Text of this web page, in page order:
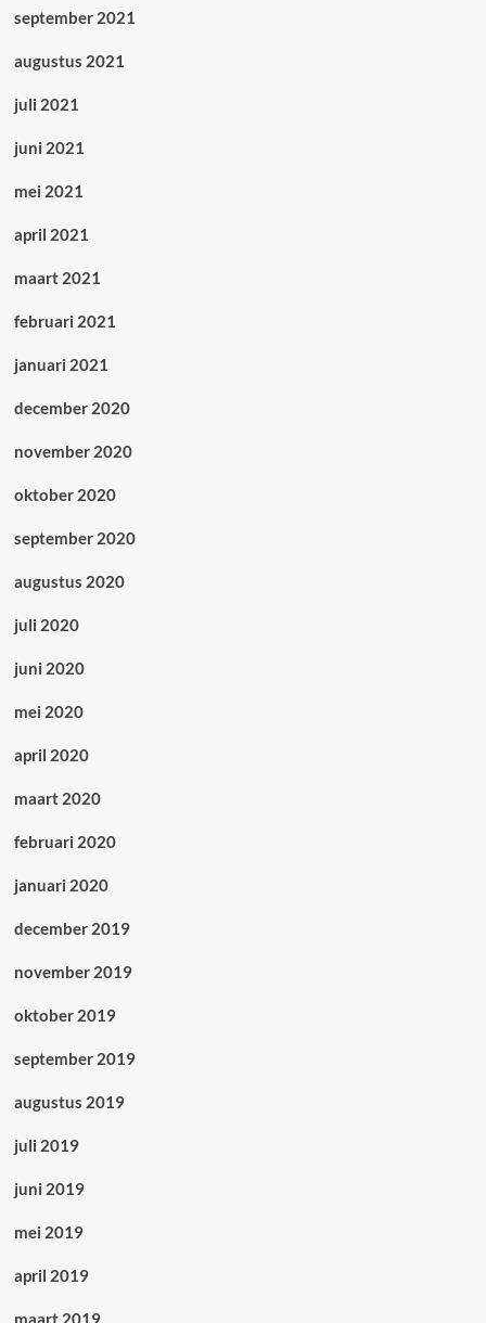
september 2021
augustus 2021
juli 2021
juni 2021
mei 2021
april 2021
maart 2021
februari 2021
januari 2021
december 2020
november 2020
oktober 2020
september 2020
augustus 2020
juli 2020
juni 2020
mei 2020
april 2020
maart 2020
februari 2020
januari 2020
december 2019
november 2019
oktober 2019
september 2019
augustus 2019
juli 2019
juni 2019
mei 2019
april 2019